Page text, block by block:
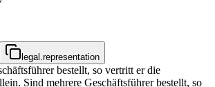
legal.representation
bestellt, so vertritt er die
Sind mehrere Geschäftsführer bestellt, so